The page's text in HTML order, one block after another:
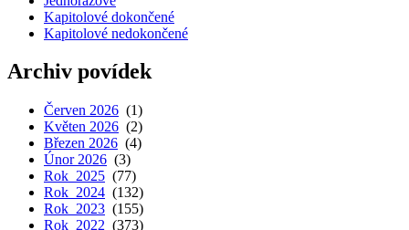
Kapitolové dokončené
Kapitolové nedokončené
Archiv povídek
Červen 2026 (1)
Květen 2026 (2)
Březen 2026 (4)
Únor 2026 (3)
Rok 2025 (77)
Rok 2024 (132)
Rok 2023 (155)
Rok 2022 (373)